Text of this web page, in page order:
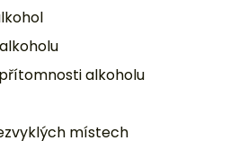
alkoholu
místech